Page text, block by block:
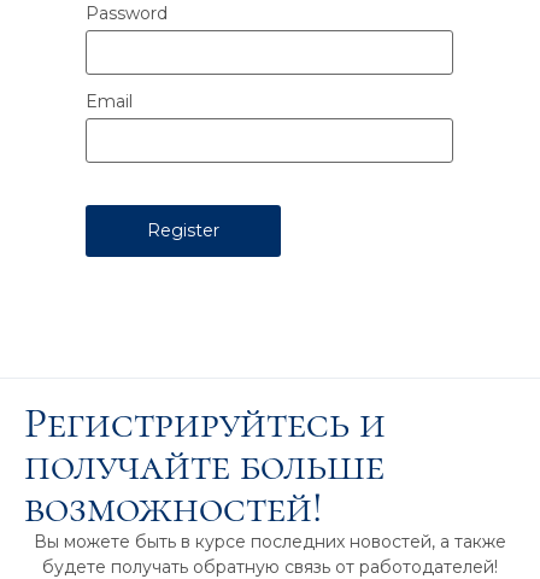
Password
Email
Регистрируйтесь и
получайте больше
возможностей!
Вы можете быть в курсе последних новостей, а также
будете получать обратную связь от работодателей!